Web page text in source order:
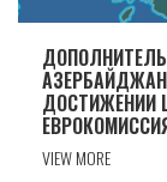
ДОСТИЖЕНИИ
VIEW MORE